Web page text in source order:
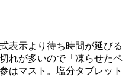
表示より待ち時間が延びる
れが多いので「凍らせたペ
はマスト。塩分タブレット